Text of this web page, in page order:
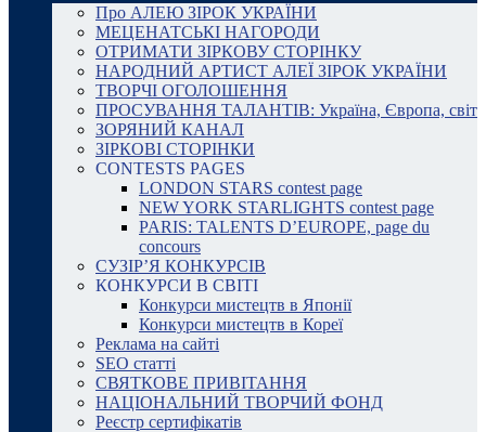
Про АЛЕЮ ЗІРОК УКРАЇНИ
МЕЦЕНАТСЬКІ НАГОРОДИ
ОТРИМАТИ ЗІРКОВУ СТОРІНКУ
НАРОДНИЙ АРТИСТ АЛЕЇ ЗІРОК УКРАЇНИ
ТВОРЧІ ОГОЛОШЕННЯ
ПРОСУВАННЯ ТАЛАНТІВ: Україна, Європа, світ
ЗОРЯНИЙ КАНАЛ
ЗІРКОВІ СТОРІНКИ
CONTESTS PAGES
LONDON STARS contest page
NEW YORK STARLIGHTS contest page
PARIS: TALENTS D’EUROPE, page du
concours
СУЗІР’Я КОНКУРСІВ
КОНКУРСИ В СВІТІ
Конкурси мистецтв в Японії
Конкурси мистецтв в Кореї
Реклама на сайті
SEO статті
СВЯТКОВЕ ПРИВІТАННЯ
НАЦІОНАЛЬНИЙ ТВОРЧИЙ ФОНД
Реєстр сертифікатів